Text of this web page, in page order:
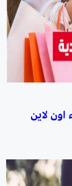
لاين